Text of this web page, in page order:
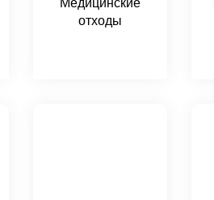
Медицинские
отходы